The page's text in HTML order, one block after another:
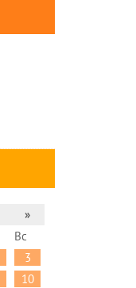
»
Вс
3
10